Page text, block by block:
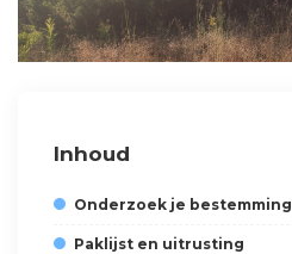
Inhoud
Onderzoek je bestemming
Paklijst en uitrusting